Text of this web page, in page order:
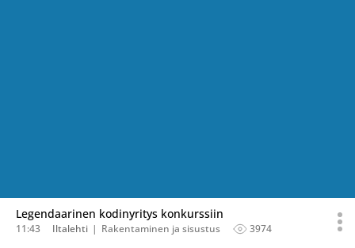
Legendaarinen kodinyritys konkurssiin
11:43 Iltalehti Rakentaminen ja sisustus 3974